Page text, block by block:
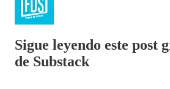
Sigue leyendo este post
de Substack